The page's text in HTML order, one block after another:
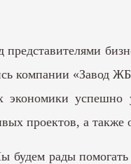
компании
успешно
проектов, а также
будем рады